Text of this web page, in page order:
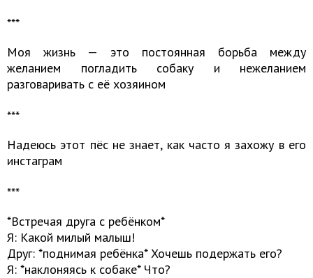
***
Моя жизнь — это постоянная борьба между
желанием погладить собаку и нежеланием
разговаривать с её хозяином
***
Надеюсь этот пёс не знает, как часто я захожу в его
инстаграм
​​​​​​​​​​​​​​***
*Встречая друга с ребёнком*
Я: Какой милый малыш!
Друг: *поднимая ребёнка* Хочешь подержать его?
Я: *наклоняясь к собаке* Что?